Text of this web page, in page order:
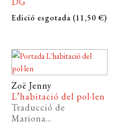
Edició esgotada (11,50 €)
Zoë Jenny
L’habitació del pol·len
Traducció de
Mariona...